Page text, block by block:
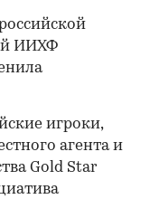
ИИХФ
игроки,
агента и
Gold Star